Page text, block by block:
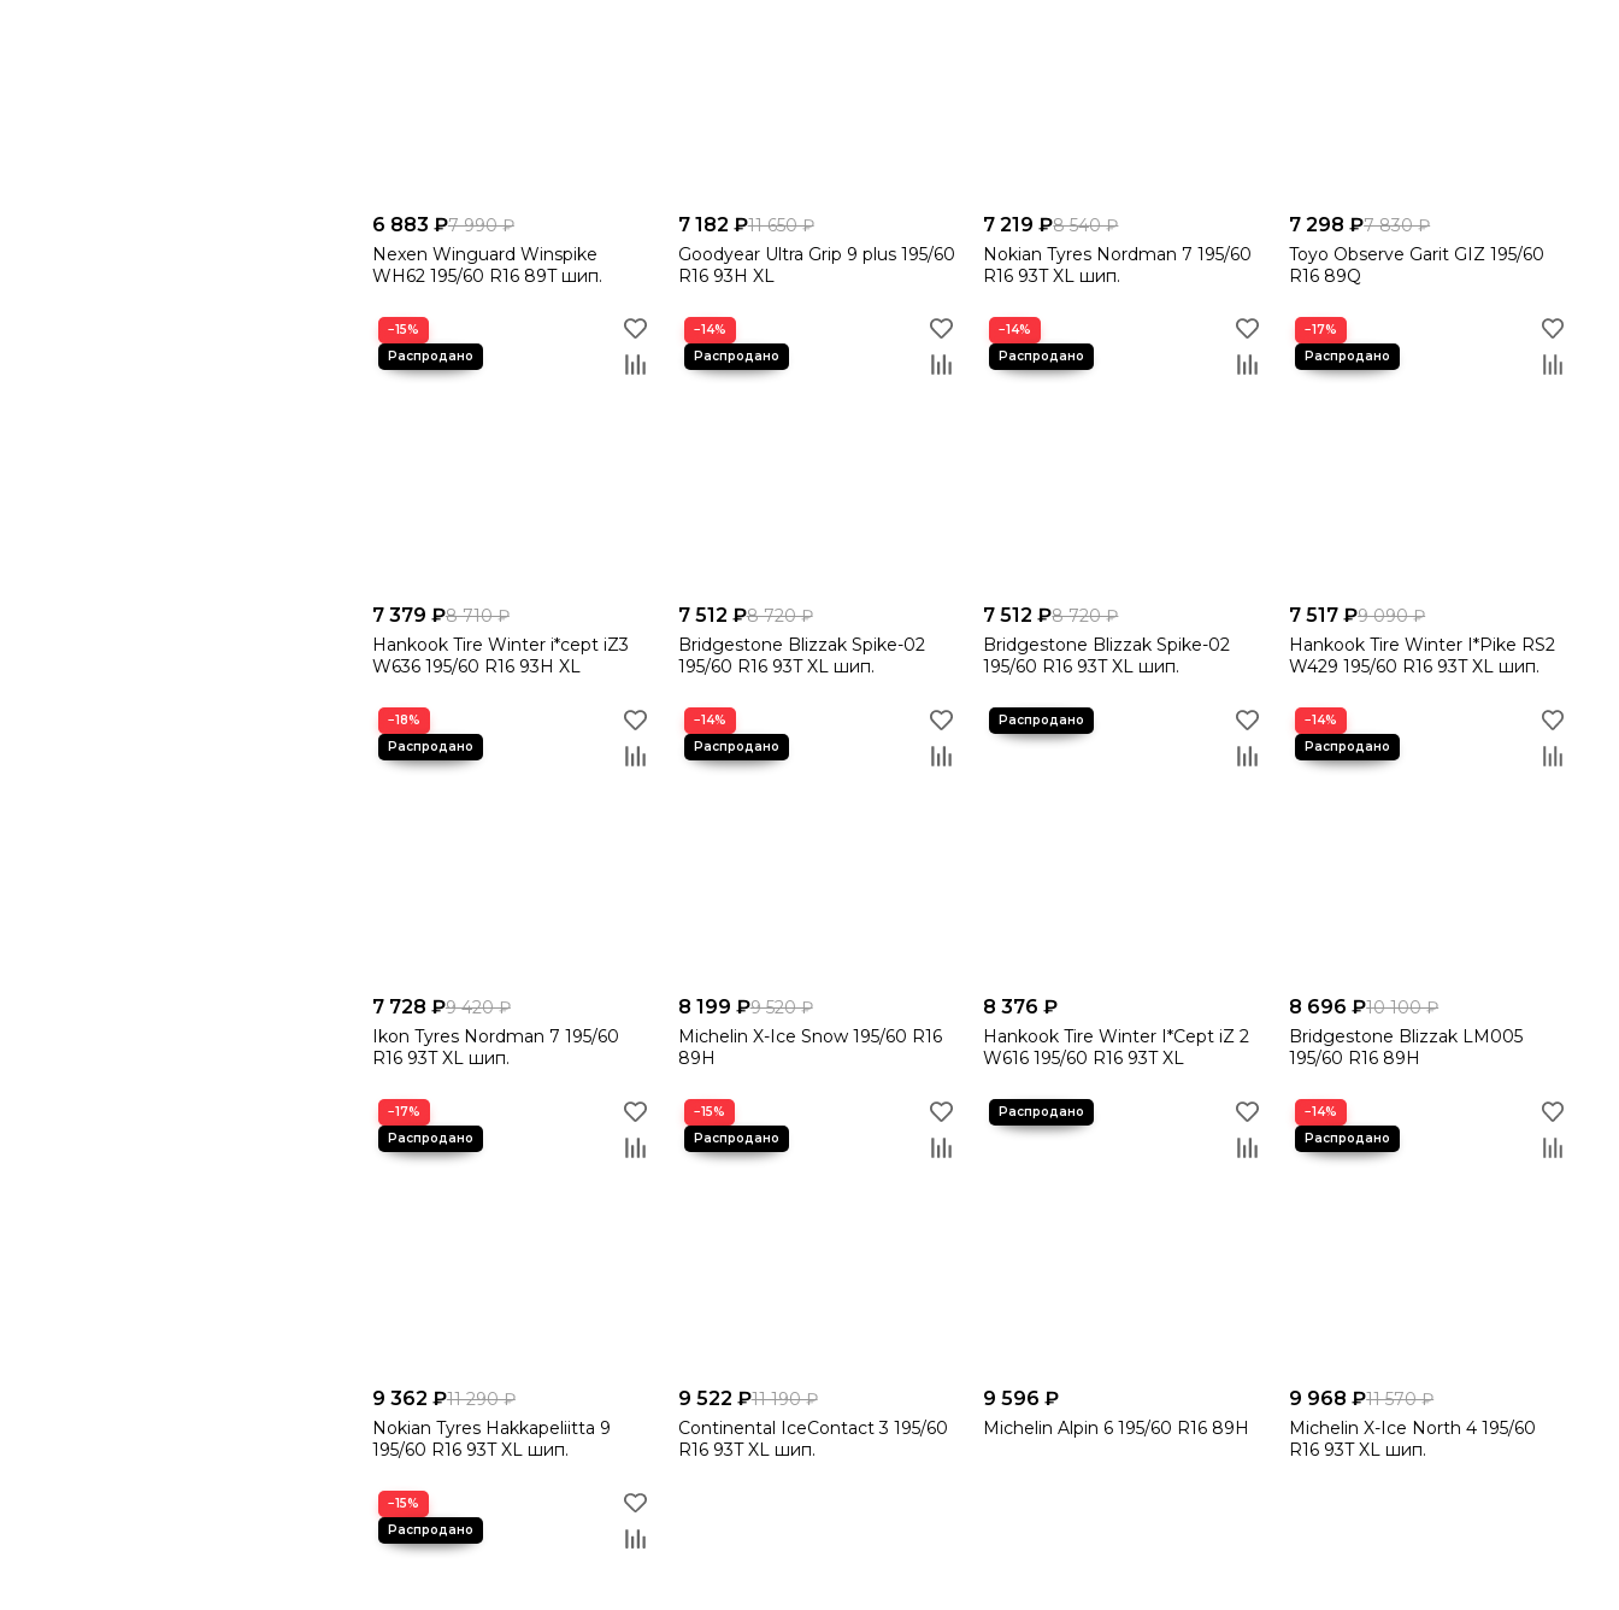
6 883 ₽7 990 ₽
Nexen Winguard Winspike
WH62 195/60 R16 89T шип.
7 182 ₽11 650 ₽
Goodyear Ultra Grip 9 plus 195/60
R16 93H XL
7 219 ₽8 540 ₽
Nokian Tyres Nordman 7 195/60
R16 93T XL шип.
7 298 ₽7 830 ₽
Toyo Observe Garit GIZ 195/60
R16 89Q
−15%
7 379 ₽8 710 ₽
Hankook Tire Winter i*cept iZ3
W636 195/60 R16 93H XL
−14%
7 512 ₽8 720 ₽
Bridgestone Blizzak Spike-02
195/60 R16 93T XL шип.
−14%
7 512 ₽8 720 ₽
Bridgestone Blizzak Spike-02
195/60 R16 93T XL шип.
−17%
7 517 ₽9 090 ₽
Hankook Tire Winter I*Pike RS2
W429 195/60 R16 93T XL шип.
−18%
7 728 ₽9 420 ₽
Ikon Tyres Nordman 7 195/60
R16 93T XL шип.
−14%
8 199 ₽9 520 ₽
Michelin X-Ice Snow 195/60 R16
89H
8 376 ₽
Hankook Tire Winter I*Cept iZ 2
W616 195/60 R16 93T XL
−14%
8 696 ₽10 100 ₽
Bridgestone Blizzak LM005
195/60 R16 89H
−17%
9 362 ₽11 290 ₽
Nokian Tyres Hakkapeliitta 9
195/60 R16 93T XL шип.
−15%
9 522 ₽11 190 ₽
Continental IceContact 3 195/60
R16 93T XL шип.
9 596 ₽
Michelin Alpin 6 195/60 R16 89H
−14%
9 968 ₽11 570 ₽
Michelin X-Ice North 4 195/60
R16 93T XL шип.
−15%